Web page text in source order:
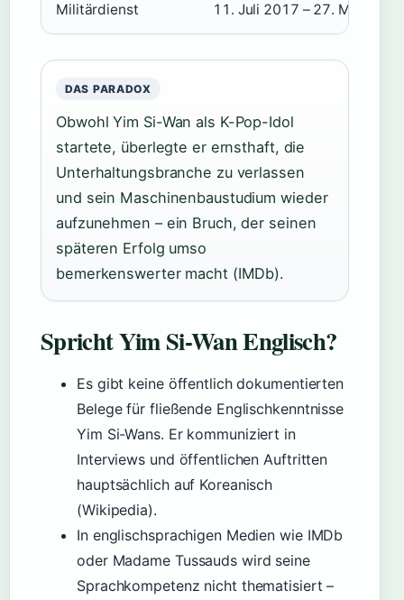
Militärdienst 11. Juli 2017 – 27. März
DAS PARADOX
Obwohl Yim Si-Wan als K-Pop-Idol
startete, überlegte er ernsthaft, die
Unterhaltungsbranche zu verlassen
und sein Maschinenbaustudium wieder
aufzunehmen – ein Bruch, der seinen
späteren Erfolg umso
bemerkenswerter macht (IMDb).
Spricht Yim Si-Wan Englisch?
Es gibt keine öffentlich dokumentierten
Belege für fließende Englischkenntnisse
Yim Si-Wans. Er kommuniziert in
Interviews und öffentlichen Auftritten
hauptsächlich auf Koreanisch
(Wikipedia).
In englischsprachigen Medien wie IMDb
oder Madame Tussauds wird seine
Sprachkompetenz nicht thematisiert –